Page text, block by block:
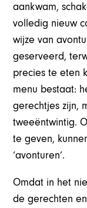
aankwam,
volledig nieuw
wijze van
geserveerd,
precies te eten
menu bestaat:
gerechtjes zijn,
tweeëntwintig.
te geven,
‘avonturen’.
Omdat in het
de gerechten